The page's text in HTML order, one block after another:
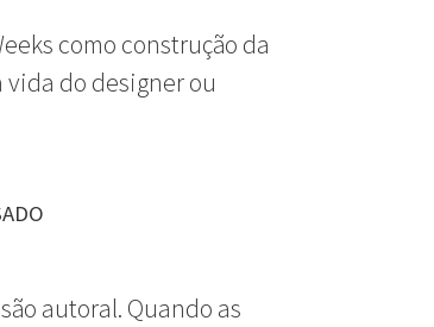
como construção da
do designer ou
autoral. Quando as